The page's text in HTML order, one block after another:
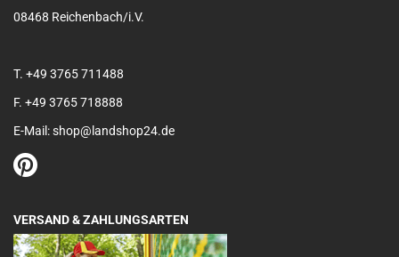
08468 Reichenbach/i.V.
T. +49 3765 711488
F. +49 3765 718888
E-Mail: shop@landshop24.de
VERSAND & ZAHLUNGSARTEN